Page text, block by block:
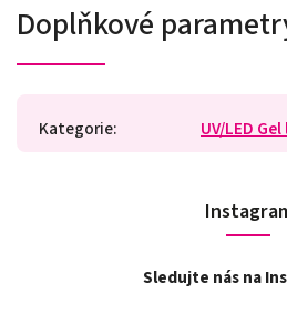
Doplňkové
Kategorie: UV/LED
Sledujte nás na